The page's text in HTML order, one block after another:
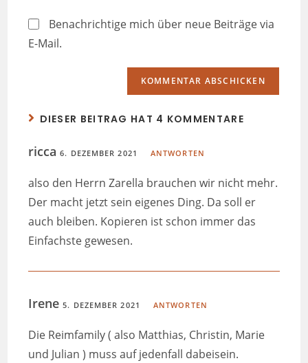
Benachrichtige mich über neue Beiträge via
E-Mail.
DIESER BEITRAG HAT 4 KOMMENTARE
ricca6. DEZEMBER 2021 ANTWORTEN
also den Herrn Zarella brauchen wir nicht mehr.
Der macht jetzt sein eigenes Ding. Da soll er
auch bleiben. Kopieren ist schon immer das
Einfachste gewesen.
Irene5. DEZEMBER 2021 ANTWORTEN
Die Reimfamily ( also Matthias, Christin, Marie
und Julian ) muss auf jedenfall dabeisein.